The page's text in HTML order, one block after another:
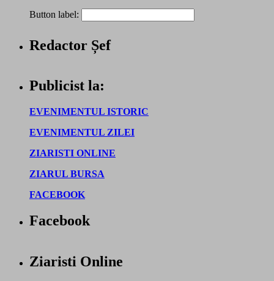
Button label:
Redactor Șef
Publicist la:
EVENIMENTUL ISTORIC
EVENIMENTUL ZILEI
ZIARISTI ONLINE
ZIARUL BURSA
FACEBOOK
Facebook
Ziaristi Online